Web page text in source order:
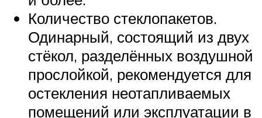
Количество стеклопакетов.
Одинарный, состоящий из двух
стёкол, разделённых воздушной
прослойкой, рекомендуется для
остекления неотапливаемых
помещений или эксплуатации в